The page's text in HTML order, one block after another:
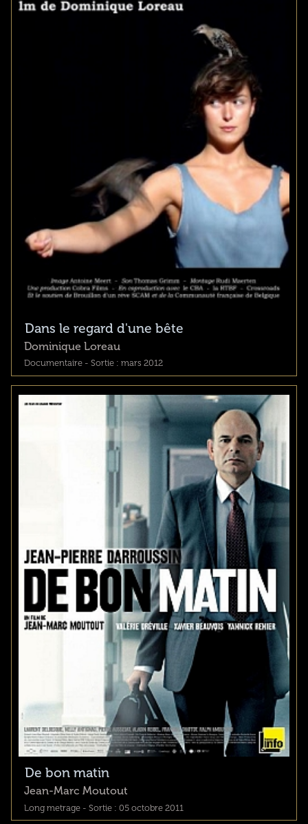
Dans le regard d'une bête
Dominique Loreau
Documentaire - Sortie : mars 2012
De bon matin
Jean-Marc Moutout
Long metrage - Sortie : 05 octobre 2011